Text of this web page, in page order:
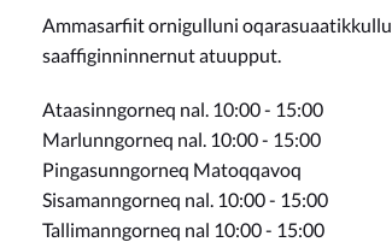
Ammasarfiit ornigulluni oqarasuaatikkullu
saaffiginninnernut atuupput.
Ataasinngorneq nal. 10:00 - 15:00
Marlunngorneq nal. 10:00 - 15:00
Pingasunngorneq Matoqqavoq
Sisamanngorneq nal. 10:00 - 15:00
Tallimanngorneq nal 10:00 - 15:00